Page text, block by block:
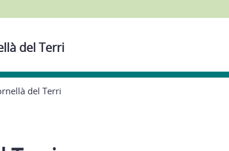
del Terri
del Terri